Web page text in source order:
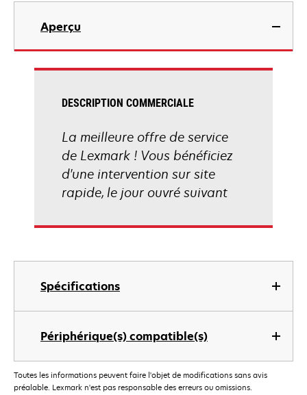
Aperçu
Spécifications
Périphérique(s) compatible(s)
DESCRIPTION COMMERCIALE
La meilleure offre de service
de Lexmark ! Vous bénéficiez
d'une intervention sur site
rapide, le jour ouvré suivant
Toutes les informations peuvent faire l'objet de modifications sans avis
préalable. Lexmark n'est pas responsable des erreurs ou omissions.